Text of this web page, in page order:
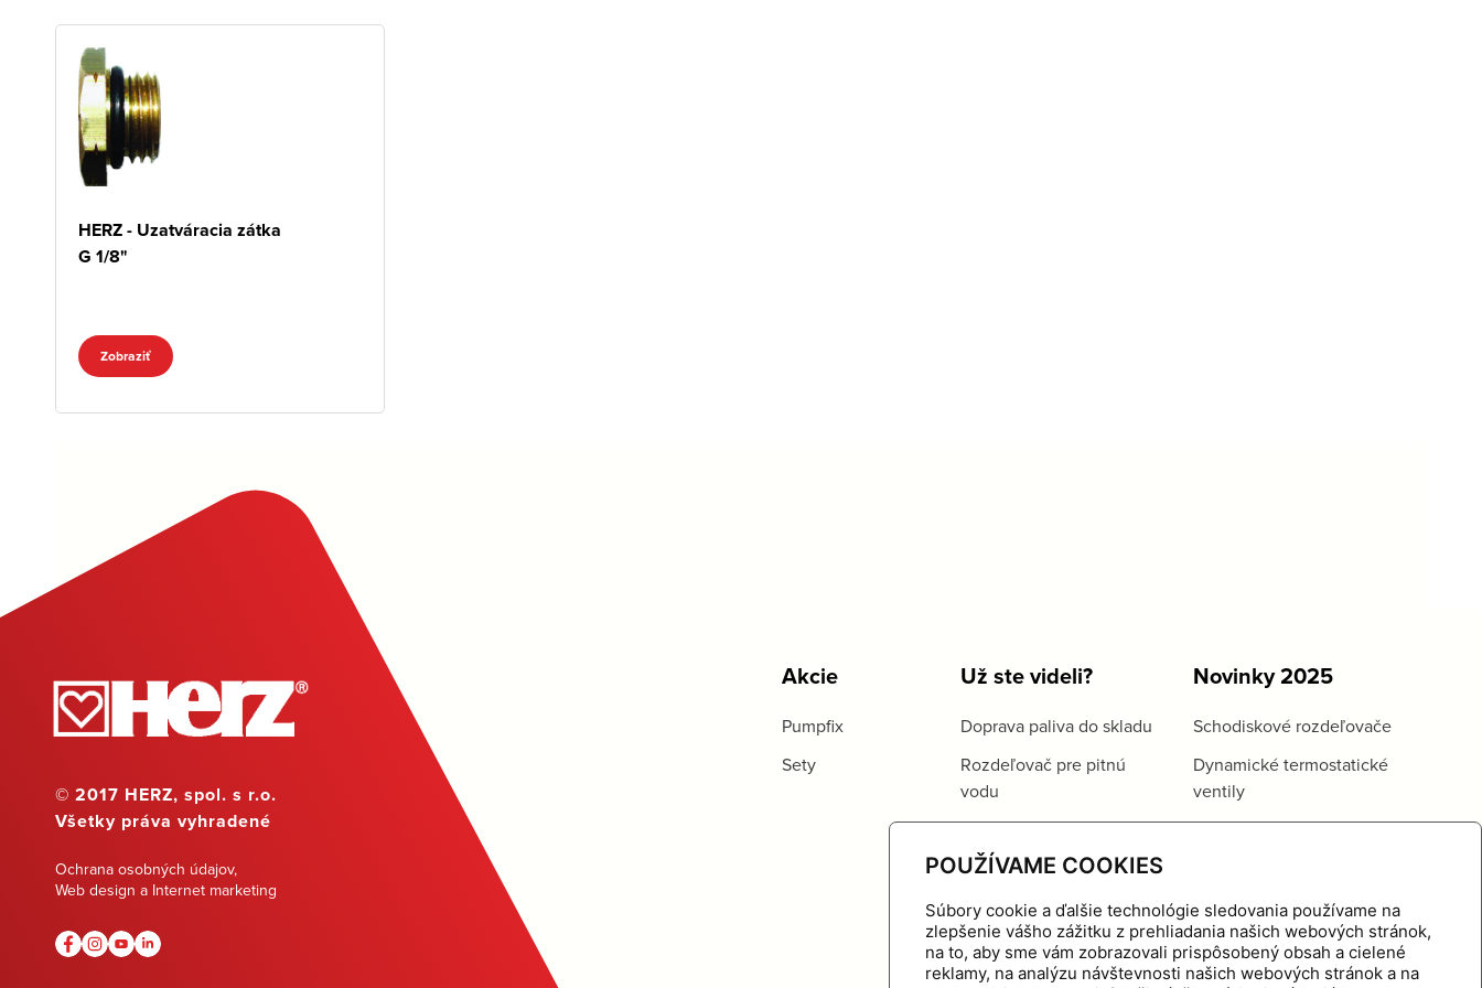
POUŽÍVAME COOKIES
Súbory cookie a ďalšie technológie sledovania používame na
zlepšenie vášho zážitku z prehliadania našich webových stránok,
na to, aby sme vám zobrazovali prispôsobený obsah a cielené
reklamy, na analýzu návštevnosti našich webových stránok a na
HERZ - Uzatváracia zátka
G 1/8"
Zobraziť
© 2017 HERZ, spol. s r.o.
Všetky práva vyhradené
Ochrana osobných údajov,
Web design a Internet marketing
Akcie
Pumpfix
Sety
Už ste videli?
Doprava paliva do skladu
Rozdeľovač pre pitnú
vodu
Novinky 2025
Schodiskové rozdeľovače
Dynamické termostatické
ventily